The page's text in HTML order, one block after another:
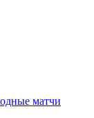
матчи